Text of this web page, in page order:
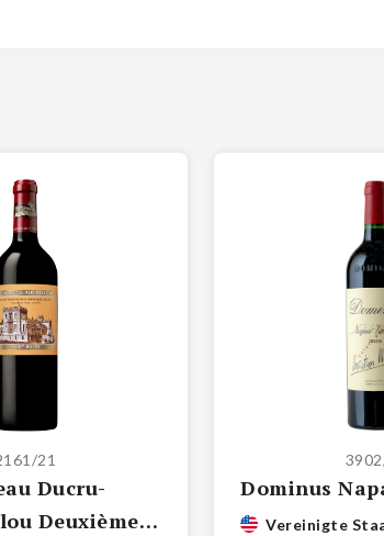
21
Ducru-
Deuxième
Dominus
Vereinigte